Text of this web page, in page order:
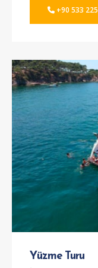
+90 533
Yüzme Turu